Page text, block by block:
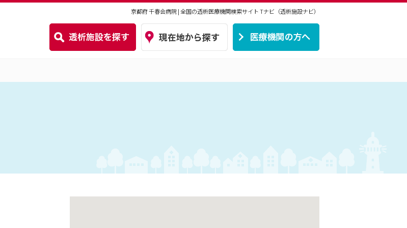
京都府 千春会病院 | 全国の透析医療機関検索サイトTナビ（透析施設ナビ）